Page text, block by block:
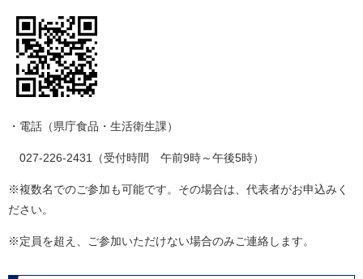
・電話（県庁食品・生活衛生課）
027-226-2431（受付時間 午前9時～午後5時）
※複数名でのご参加も可能です。その場合は、代表者がお申込みく
ださい。
※定員を超え、ご参加いただけない場合のみご連絡します。